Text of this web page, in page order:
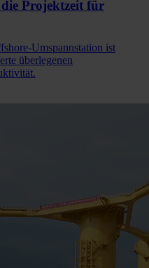
Projektzeit für
Umspannstation ist
überlegenen